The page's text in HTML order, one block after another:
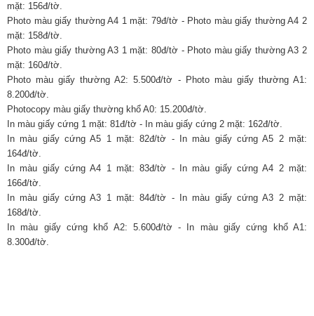
mặt: 156đ/tờ.
Photo màu giấy thường A4 1 mặt: 79đ/tờ - Photo màu giấy thường A4 2
mặt: 158đ/tờ.
Photo màu giấy thường A3 1 mặt: 80đ/tờ - Photo màu giấy thường A3 2
mặt: 160đ/tờ.
Photo màu giấy thường A2: 5.500đ/tờ - Photo màu giấy thường A1:
8.200đ/tờ.
Photocopy màu giấy thường khổ A0: 15.200đ/tờ.
In màu giấy cứng 1 mặt: 81đ/tờ - In màu giấy cứng 2 mặt: 162đ/tờ.
In màu giấy cứng A5 1 mặt: 82đ/tờ - In màu giấy cứng A5 2 mặt:
164đ/tờ.
In màu giấy cứng A4 1 mặt: 83đ/tờ - In màu giấy cứng A4 2 mặt:
166đ/tờ.
In màu giấy cứng A3 1 mặt: 84đ/tờ - In màu giấy cứng A3 2 mặt:
168đ/tờ.
In màu giấy cứng khổ A2: 5.600đ/tờ - In màu giấy cứng khổ A1:
8.300đ/tờ.